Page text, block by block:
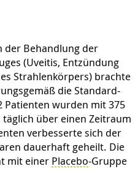
Behandlung der
(Uveitis, Entzündung
Strahlenkörpers) brachte
die Standard-
Patienten wurden mit 375
über einen Zeitraum
verbesserte sich der
dauerhaft geheilt. Die
mit einer Placebo-Gruppe